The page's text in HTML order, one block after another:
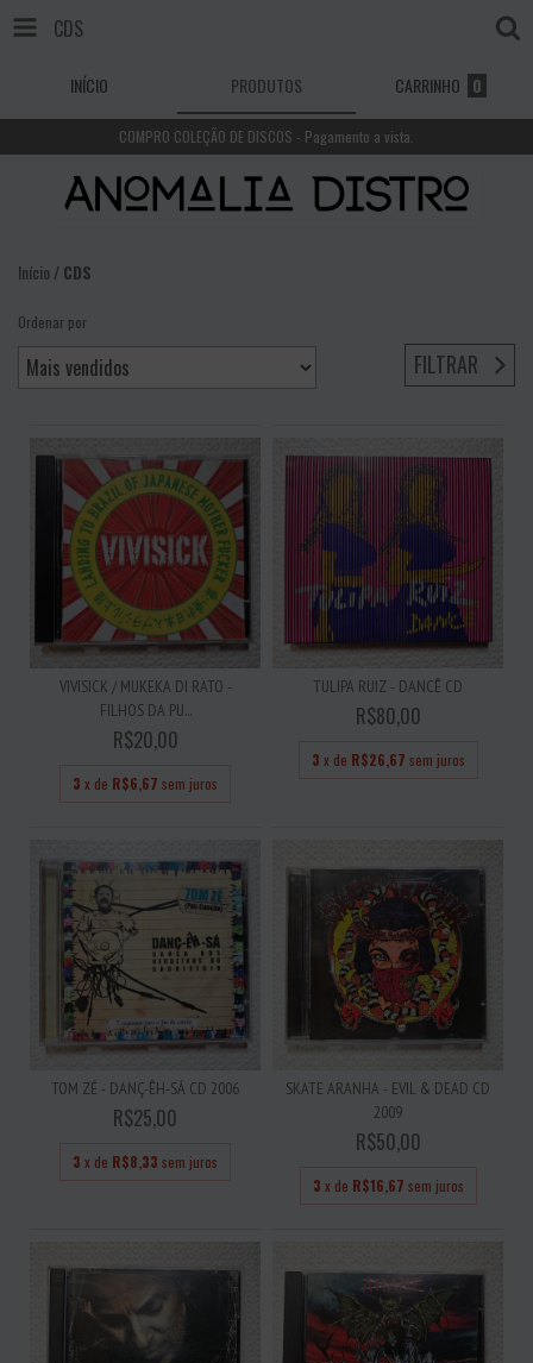
CDS
INÍCIO PRODUTOS CARRINHO 0
COMPRO COLEÇÃO DE DISCOS - Pagamento a vista.
Início /CDS
Ordenar por
FILTRAR
VIVISICK / MUKEKA DI RATO -
FILHOS DA PU...
R$20,00
3 x de R$6,67 sem juros
TULIPA RUIZ - DANCÊ CD
R$80,00
3 x de R$26,67 sem juros
TOM ZÉ - DANÇ-ÊH-SÁ CD 2006
R$25,00
3 x de R$8,33 sem juros
SKATE ARANHA - EVIL & DEAD CD
2009
R$50,00
3 x de R$16,67 sem juros